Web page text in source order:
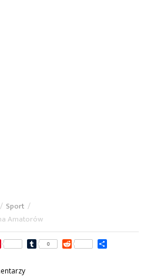
/ Sport /
Amatorów
PinterestTumblr
0 Reddit